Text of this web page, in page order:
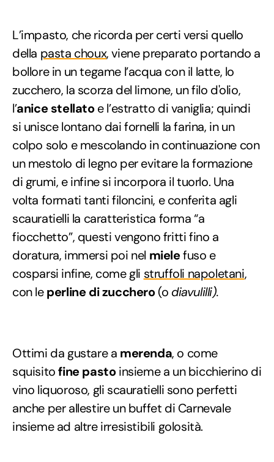
L’impasto, che ricorda per certi versi quello
della pasta choux, viene preparato portando a
bollore in un tegame l’acqua con il latte, lo
zucchero, la scorza del limone, un filo d'olio,
l’anice stellatoe l’estratto di vaniglia; quindi
si unisce lontano dai fornelli la farina, in un
colpo solo e mescolando in continuazione con
un mestolo di legno per evitare la formazione
di grumi, e infine si incorpora il tuorlo. Una
volta formati tanti filoncini, e conferita agli
scauratielli la caratteristica forma “a
fiocchetto”, questi vengono fritti fino a
doratura, immersi poi nel mielefuso e
cosparsi infine, come gli struffoli napoletani,
con leperline di zucchero(o diavulilli).
Ottimi da gustare a merenda, o come
squisitofine pastoinsieme a un bicchierino di
vino liquoroso, gli scauratielli sono perfetti
anche per allestire un buffet di Carnevale
insieme ad altre irresistibili golosità.